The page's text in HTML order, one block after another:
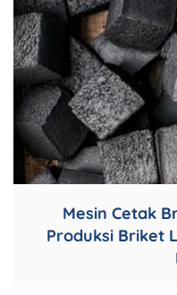
Mesin Cetak
Produksi Briket